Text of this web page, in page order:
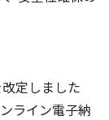
定しました
ライン電子納